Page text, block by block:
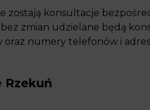
zostają konsultacje
zmian udzielane będą
numery telefonów i